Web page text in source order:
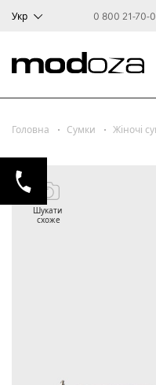
Укр 0 800 21-70-
Головна Сумки Жіночі
Шукати
схоже